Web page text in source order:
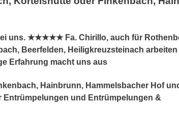
uns. ★★★★★ Fa. Chirillo, auch für
Beerfelden, Heiligkreuzsteinach arbeiten
Erfahrung macht uns aus
Hainbrunn, Hammelsbacher Hof
und Entrümpelungen &